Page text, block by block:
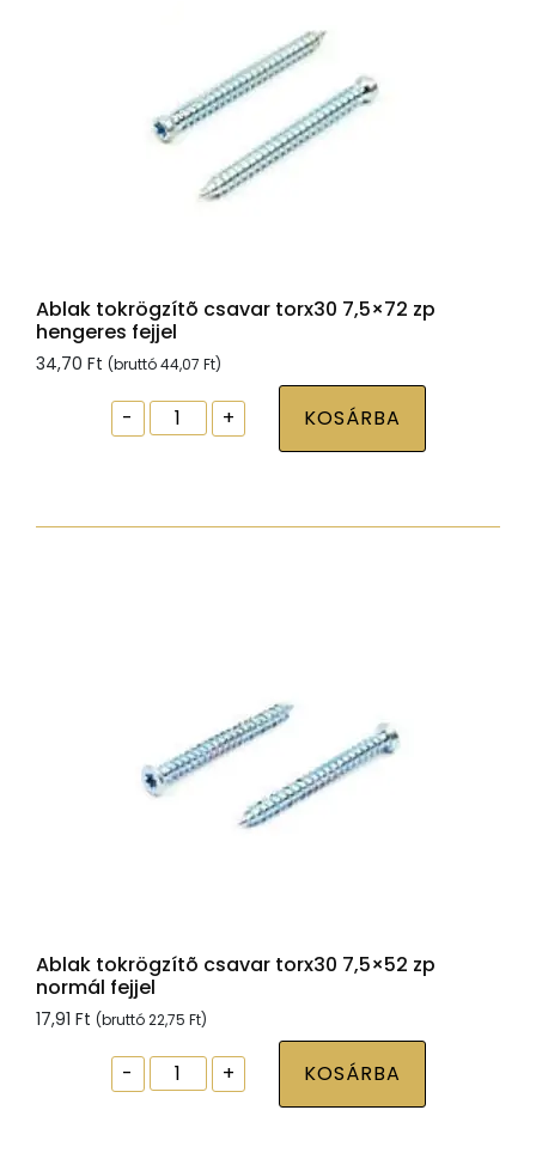
Ablak tokrögzítõ csavar torx30 7,5×72 zp
hengeres fejjel
34,70 Ft (bruttó44,07 Ft)
-
Ablak
tokrögzítõ
7,5x72
+ KOSÁRBA
Ablak tokrögzítõ csavar torx30 7,5×52 zp
normál fejjel
17,91 Ft (bruttó22,75 Ft)
-
Ablak
tokrögzítõ
+ KOSÁRBA